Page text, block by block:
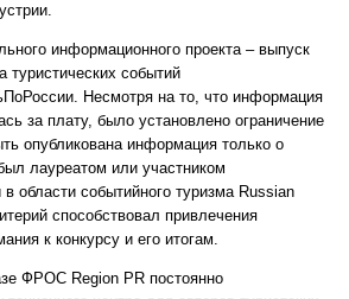
информационного проекта – выпуск
туристических событий
Несмотря на то, что информация
за плату, было установлено ограничение
опубликована информация только о
лауреатом или участником
области событийного туризма Russian
способствовал привлечения
к конкурсу и его итогам.
ФРОС Region PR постоянно